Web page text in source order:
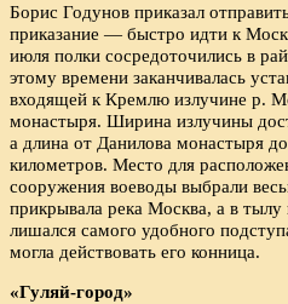
Борис Годунов приказал
приказание — быстро идти к
июля полки сосредоточились в
этому времени заканчивалась
входящей к Кремлю излучине р.
монастыря. Ширина излучины
а длина от Данилова монастыря
километров. Место для
сооружения воеводы выбрали
прикрывала река Москва, а в
лишался самого удобного
могла действовать его конница.
«Гуляй-город»